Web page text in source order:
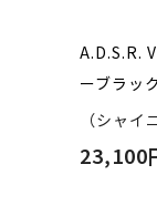
A.D.S.R.
ーブラッ
（シャイ
23,100